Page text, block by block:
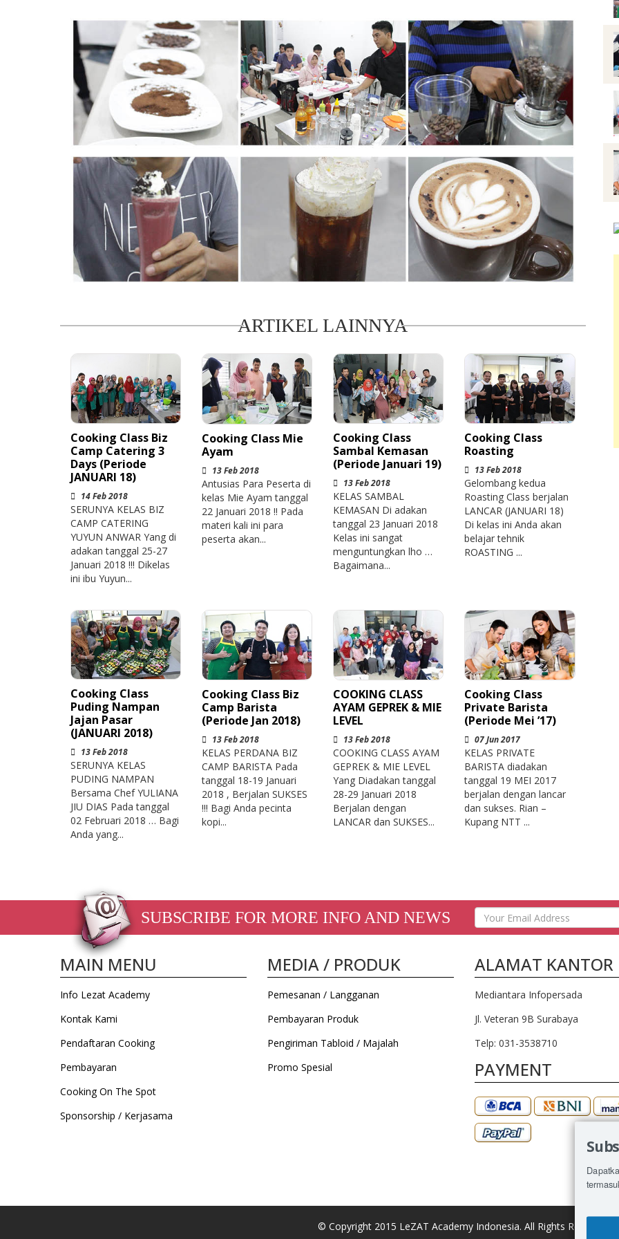
ARTIKEL LAINNYA
Cooking Class Biz
Camp Catering 3
Days (Periode
JANUARI 18)
14 Feb 2018
SERUNYA KELAS BIZ
CAMP CATERING
YUYUN ANWAR Yang di
adakan tanggal 25-27
Januari 2018 !!! Dikelas
ini ibu Yuyun...
Cooking Class Mie
Ayam
13 Feb 2018
Antusias Para Peserta di
kelas Mie Ayam tanggal
22 Januari 2018 !! Pada
materi kali ini para
peserta akan...
Cooking Class
Sambal Kemasan
(Periode Januari 19)
13 Feb 2018
KELAS SAMBAL
KEMASAN Di adakan
tanggal 23 Januari 2018
Kelas ini sangat
menguntungkan lho …
Bagaimana...
Cooking Class
Roasting
13 Feb 2018
Gelombang kedua
Roasting Class berjalan
LANCAR (JANUARI 18)
Di kelas ini Anda akan
belajar tehnik
ROASTING ...
Cooking Class
Puding Nampan
Jajan Pasar
(JANUARI 2018)
13 Feb 2018
SERUNYA KELAS
PUDING NAMPAN
Bersama Chef YULIANA
JIU DIAS Pada tanggal
02 Februari 2018 … Bagi
Anda yang...
Cooking Class Biz
Camp Barista
(Periode Jan 2018)
13 Feb 2018
KELAS PERDANA BIZ
CAMP BARISTA Pada
tanggal 18-19 Januari
2018 , Berjalan SUKSES
!!! Bagi Anda pecinta
kopi...
COOKING CLASS
AYAM GEPREK & MIE
LEVEL
13 Feb 2018
COOKING CLASS AYAM
GEPREK & MIE LEVEL
Yang Diadakan tanggal
28-29 Januari 2018
Berjalan dengan
LANCAR dan SUKSES...
Cooking Class
Private Barista
(Periode Mei ’17)
07 Jun 2017
KELAS PRIVATE
BARISTA diadakan
tanggal 19 MEI 2017
berjalan dengan lancar
dan sukses. Rian –
Kupang NTT ...
SUBSCRIBE FOR MORE INFO AND NEWS
MAIN MENU
Info Lezat Academy
Kontak Kami
Pendaftaran Cooking
Pembayaran
Cooking On The Spot
Sponsorship / Kerjasama
MEDIA / PRODUK
Pemesanan / Langganan
Pembayaran Produk
Pengiriman Tabloid / Majalah
Promo Spesial
ALAMAT KANTOR
Mediantara Infopersada
Jl. Veteran 9B Surabaya
Telp: 031-3538710
PAYMENT
© Copyright 2015 LeZAT Academy Indonesia. All Rights Reserved.